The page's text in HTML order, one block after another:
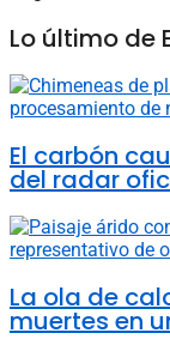
Lo último de
El carbón
del radar
La ola de
muertes en